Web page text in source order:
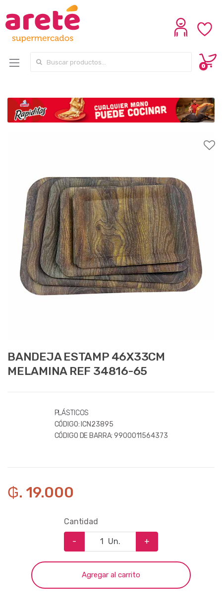
Search for:
0
BANDEJA ESTAMP 46X33CM
MELAMINA REF 34816-65
PLÁSTICOS
CÓDIGO: ICN23895
CÓDIGO DE BARRA:9900011564373
₲. 19.000
Cantidad
- Un. +
Agregar al carrito